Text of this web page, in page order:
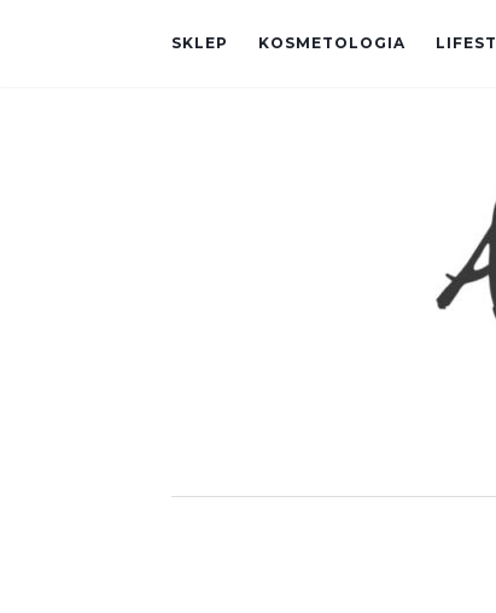
SKLEP KOSMETOLOGIA